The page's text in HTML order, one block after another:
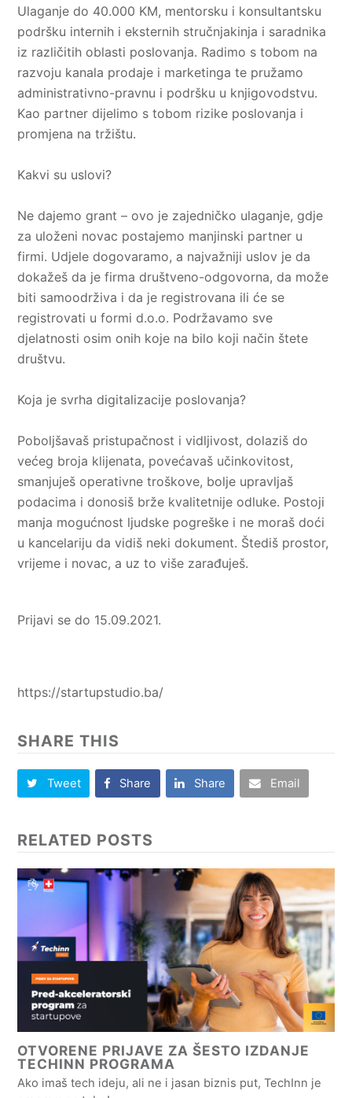
Ulaganje do 40.000 KM, mentorsku i konsultantsku
podršku internih i eksternih stručnjakinja i saradnika
iz različitih oblasti poslovanja. Radimo s tobom na
razvoju kanala prodaje i marketinga te pružamo
administrativno-pravnu i podršku u knjigovodstvu.
Kao partner dijelimo s tobom rizike poslovanja i
promjena na tržištu.
Kakvi su uslovi?
Ne dajemo grant – ovo je zajedničko ulaganje, gdje
za uloženi novac postajemo manjinski partner u
firmi. Udjele dogovaramo, a najvažniji uslov je da
dokažeš da je firma društveno-odgovorna, da može
biti samoodrživa i da je registrovana ili će se
registrovati u formi d.o.o. Podržavamo sve
djelatnosti osim onih koje na bilo koji način štete
društvu.
Koja je svrha digitalizacije poslovanja?
Poboljšavaš pristupačnost i vidljivost, dolaziš do
većeg broja klijenata, povećavaš učinkovitost,
smanjuješ operativne troškove, bolje upravljaš
podacima i donosiš brže kvalitetnije odluke. Postoji
manja mogućnost ljudske pogreške i ne moraš doći
u kancelariju da vidiš neki dokument. Štediš prostor,
vrijeme i novac, a uz to više zarađuješ.
Prijavi se do 15.09.2021.
https://startupstudio.ba/
SHARE THIS
Tweet Share Share Email
RELATED POSTS
OTVORENE PRIJAVE ZA ŠESTO IZDANJE
TECHINN PROGRAMA
Ako imaš tech ideju, ali ne i jasan biznis put, TechInn je